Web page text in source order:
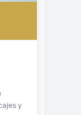
y